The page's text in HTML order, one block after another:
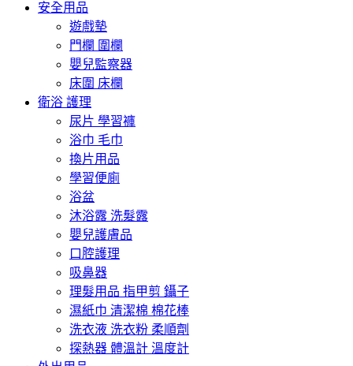
安全用品
遊戲墊
門欄 圍欄
嬰兒監察器
床圍 床欄
衛浴 護理
尿片 學習褲
浴巾 毛巾
換片用品
學習便廁
浴盆
沐浴露 洗髮露
嬰兒護膚品
口腔護理
吸鼻器
理髮用品 指甲剪 鑷子
濕紙巾 清潔棉 棉花棒
洗衣液 洗衣粉 柔順劑
探熱器 體溫計 溫度計